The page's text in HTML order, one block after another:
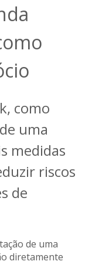
como
uma
medidas
riscos
de
de uma
diretamente